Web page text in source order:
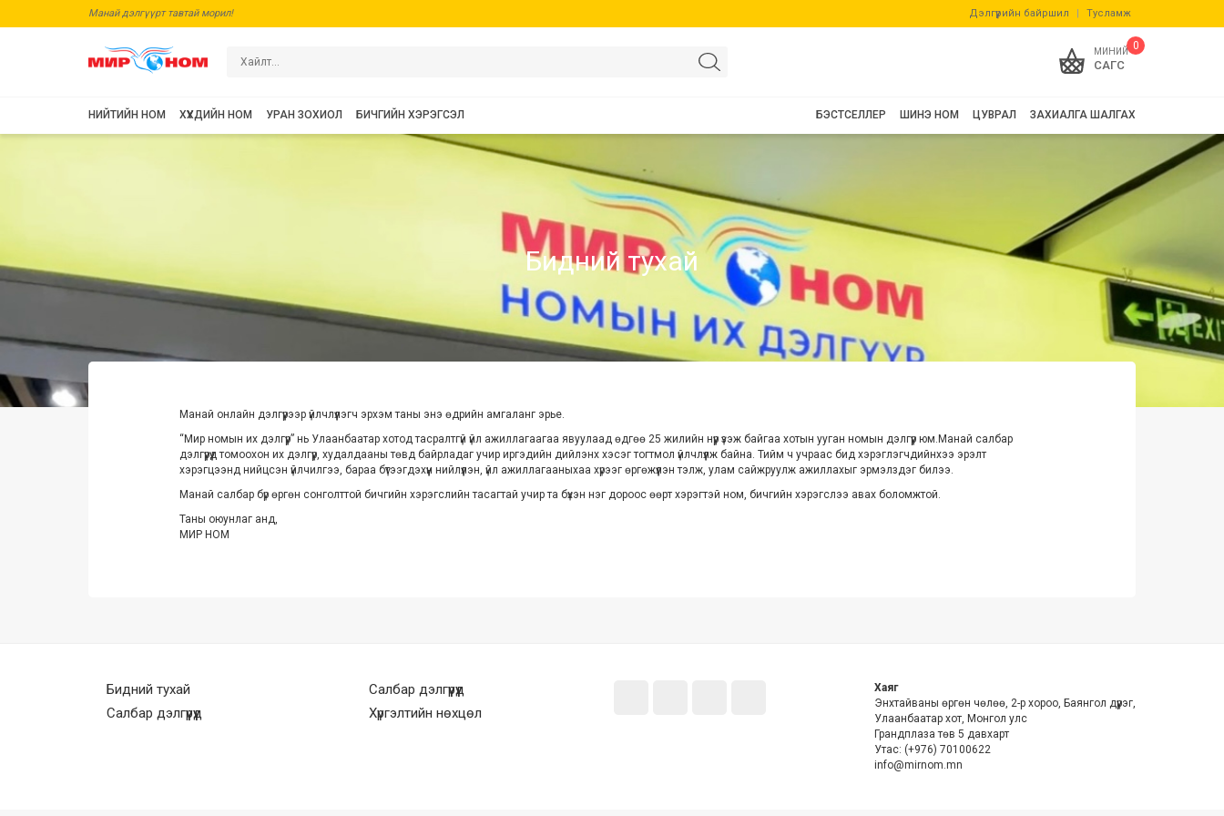
Манай дэлгүүрт тавтай морил! Дэлгүүрийн байршил | Тусламж
0
МИНИЙ
САГС
НИЙТИЙН НОМ ХҮҮХДИЙН НОМ УРАН ЗОХИОЛ БИЧГИЙН ХЭРЭГСЭЛ ЗАХИАЛГА ШАЛГАХ
ЦУВРАЛ
ШИНЭ НОМ
БЭСТСЕЛЛЕР
Бидний тухай
Манай онлайн дэлгүүрээр үйлчлүүлэгч эрхэм таны энэ өдрийн амгаланг эрье.
“Мир номын их дэлгүүр” нь Улаанбаатар хотод тасралтгүй үйл ажиллагаагаа явуулаад өдгөө 25 жилийн нүүр үзэж байгаа хотын ууган номын дэлгүүр юм.Манай салбар
дэлгүүрүүд томоохон их дэлгүүр, худалдааны төвд байрладаг учир иргэдийн дийлэнх хэсэг тогтмол үйлчлүүлж байна. Тийм ч учраас бид хэрэглэгчдийнхээ эрэлт
хэрэгцээнд нийцсэн үйлчилгээ, бараа бүтээгдэхүүн нийлүүлэн, үйл ажиллагааныхаа хүрээг өргөжүүлэн тэлж, улам сайжруулж ажиллахыг эрмэлздэг билээ.
Манай салбар бүр өргөн сонголттой бичгийн хэрэгслийн тасагтай учир та бүхэн нэг дороос өөрт хэрэгтэй ном, бичгийн хэрэгслээ авах боломжтой.
Таны оюунлаг анд,
МИР НОМ
Бидний тухай
Салбар дэлгүүрүүд
Салбар дэлгүүрүүд
Хүргэлтийн нөхцөл
Хаяг
Энхтайваны өргөн чөлөө, 2-р хороо, Баянгол дүүрэг,
Улаанбаатар хот, Монгол улс
Грандплаза төв 5 давхарт
Утас: (+976) 70100622
info@mirnom.mn